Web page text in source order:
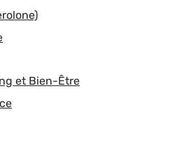
et Bien-Être